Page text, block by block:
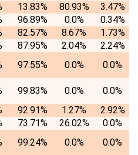
13.83% 80.93%
3.47%
96.89% 0.0%
0.34%
82.57% 8.67%
1.73%
87.95% 2.04%
2.24%
97.55% 0.0%
0.0%
99.83% 0.0%
0.0%
92.91% 1.27%
2.92%
73.71% 26.02%
0.0%
99.24% 0.0%
0.0%